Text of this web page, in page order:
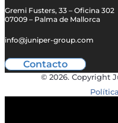
Gremi Fusters, 33 – Oficina 302
07009 – Palma de Mallorca
info@juniper-group.com
Contacto
© 2026. Copyright